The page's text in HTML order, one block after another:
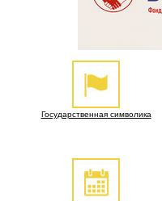
Государственная символика